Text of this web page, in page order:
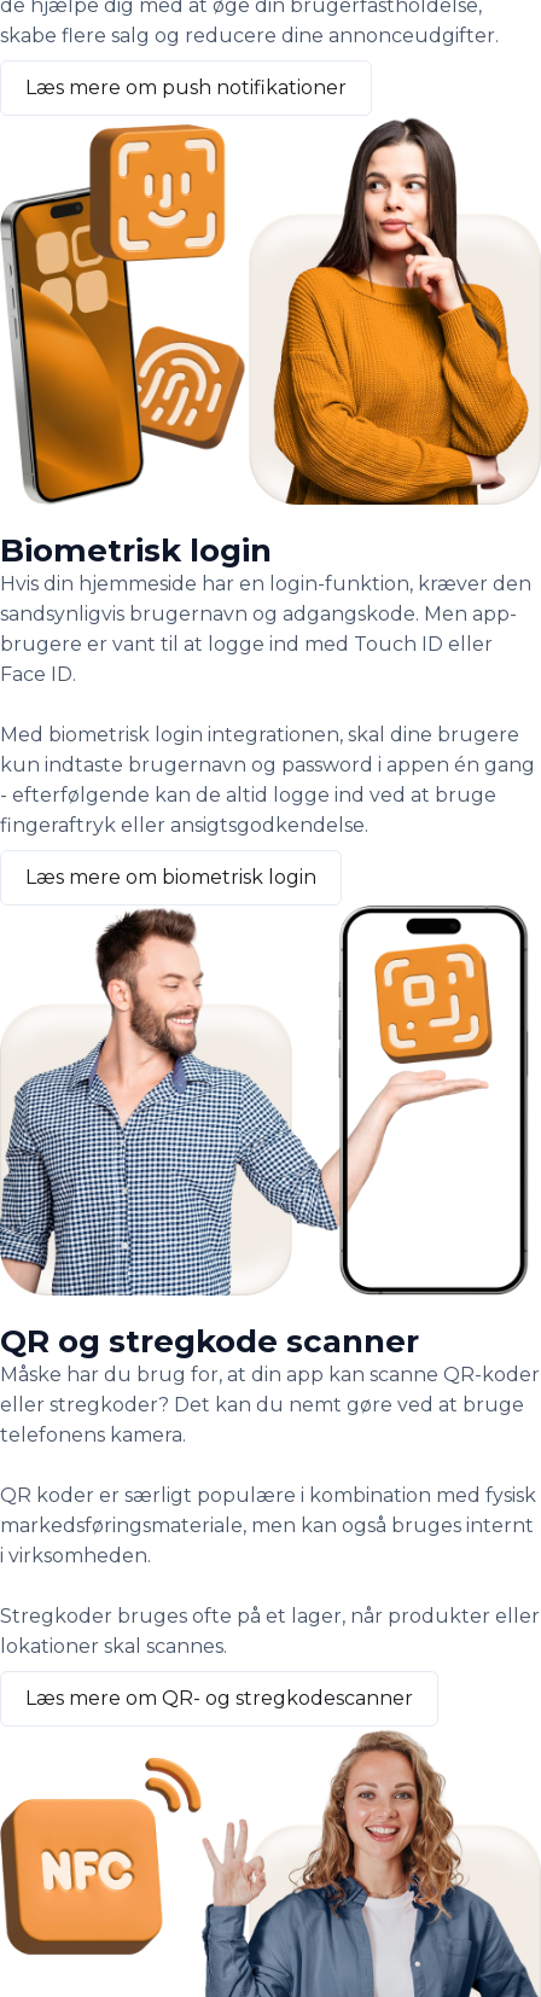
de hjælpe dig med at øge din brugerfastholdelse,
skabe flere salg og reducere dine annonceudgifter.
Læs mere om push notifikationer
Biometrisk login
Hvis din hjemmeside har en login-funktion, kræver den
sandsynligvis brugernavn og adgangskode. Men app-
brugere er vant til at logge ind med Touch ID eller
Face ID.
Med biometrisk login integrationen, skal dine brugere
kun indtaste brugernavn og password i appen én gang
- efterfølgende kan de altid logge ind ved at bruge
fingeraftryk eller ansigtsgodkendelse.
Læs mere om biometrisk login
QR og stregkode scanner
Måske har du brug for, at din app kan scanne QR-koder
eller stregkoder? Det kan du nemt gøre ved at bruge
telefonens kamera.
QR koder er særligt populære i kombination med fysisk
markedsføringsmateriale, men kan også bruges internt
i virksomheden.
Stregkoder bruges ofte på et lager, når produkter eller
lokationer skal scannes.
Læs mere om QR- og stregkodescanner